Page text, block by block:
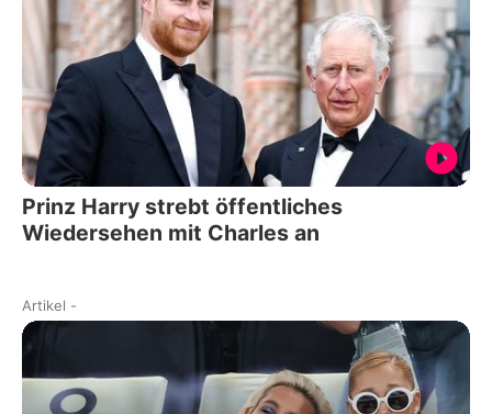
Prinz Harry strebt öffentliches
Wiedersehen mit Charles an
Artikel -